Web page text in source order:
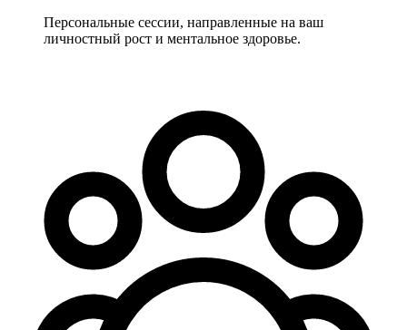
Персональные сессии, направленные на ваш
личностный рост и ментальное здоровье.